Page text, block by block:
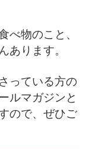
べ物のこと、
あります。
っている方の
ルマガジンと
ので、ぜひご